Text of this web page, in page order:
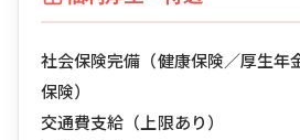
社会保険完備（健康保険／厚生年
保険）
交通費支給（上限あり）